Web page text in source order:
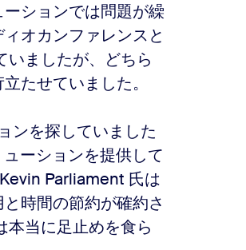
ションでは問題が繰
オカンファレンスと
いましたが、どちら
たせていました。
ンを探していました
ーションを提供して
Parliament 氏は
時間の節約が確約さ
本当に足止めを食ら